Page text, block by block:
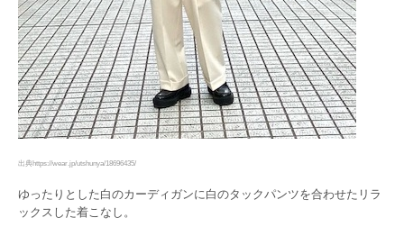
出典https://wear.jp/utshunya/18696435/
ゆったりとした白のカーディガンに白のタックパンツを合わせたリラ
ックスした着こなし。